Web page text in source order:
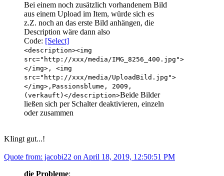
Bei einem noch zusätzlich vorhandenem Bild
aus einem Upload im Item, würde sich es
z.Z. noch an das erste Bild anhängen, die
Description wäre dann also
Code: [Select]
<description><img
src="http://xxx/media/IMG_8256_400.jpg">
</img>, <img
src="http://xxx/media/UploadBild.jpg">
</img>,Passionsblume, 2009,
(verkauft)</description>Beide Bilder
ließen sich per Schalter deaktivieren, einzeln
oder zusammen
KIingt gut...!
Quote from: jacobi22 on April 18, 2019, 12:50:51 PM
die Probleme: